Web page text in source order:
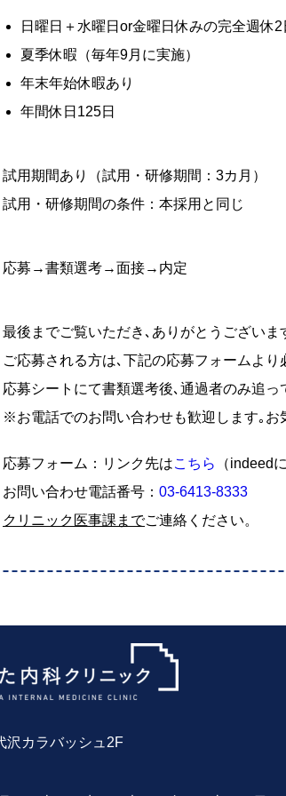
日曜日＋水曜日or金曜日休みの完全週休
夏季休暇（毎年9月に実施）
年末年始休暇あり
年間休日125日
試用期間あり（試用・研修期間：3カ月）
試用・研修期間の条件：本採用と同じ
応募→書類選考→面接→内定
最後までご覧いただき､ありがとうございま
ご応募される方は､下記の応募フォームよ
応募シートにて書類選考後､通過者のみ追
※お電話でのお問い合わせも歓迎します｡お
応募フォーム：リンク先はこちら
（indeed
お問い合わせ電話番号： 03-6413-8333
クリニック医事課までご連絡ください。
カラバッシュ2F